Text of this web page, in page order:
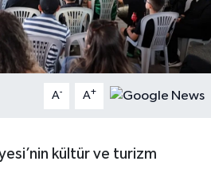
A- A+
kültür ve turizm